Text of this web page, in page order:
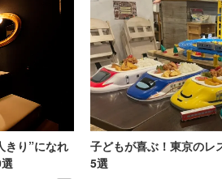
きり”になれ
子どもが喜ぶ！東京のレ
5選